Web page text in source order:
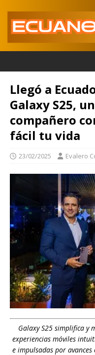
Llegó a
Galaxy S25,
compañero
fácil tu vida
23/02/2025 Evalero
Galaxy S25 simplifica y
experiencias móviles
e impulsadas por